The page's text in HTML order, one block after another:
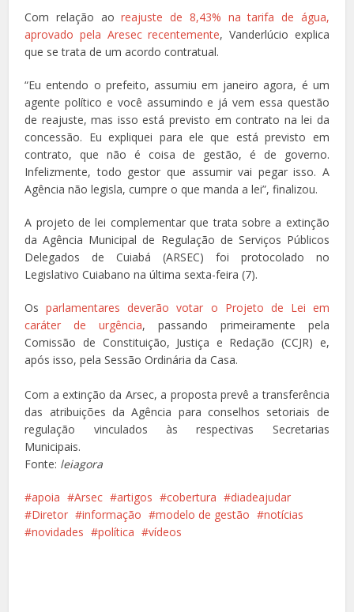
Com relação aoreajuste de 8,43% na tarifa de água,
aprovado pela Aresec recentemente, Vanderlúcio explica
que se trata de um acordo contratual.
“Eu entendo o prefeito, assumiu em janeiro agora, é um
agente político e você assumindo e já vem essa questão
de reajuste, mas isso está previsto em contrato na lei da
concessão. Eu expliquei para ele que está previsto em
contrato, que não é coisa de gestão, é de governo.
Infelizmente, todo gestor que assumir vai pegar isso. A
Agência não legisla, cumpre o que manda a lei”, finalizou.
A projeto de lei complementar que trata sobre a extinção
da Agência Municipal de Regulação de Serviços Públicos
Delegados de Cuiabá (ARSEC) foi protocolado no
Legislativo Cuiabano na última sexta-feira (7).
Osparlamentares deverão votar o Projeto de Lei em
caráter de urgência, passando primeiramente pela
Comissão de Constituição, Justiça e Redação (CCJR) e,
após isso, pela Sessão Ordinária da Casa.
Com a extinção da Arsec, a proposta prevê a transferência
das atribuições da Agência para conselhos setoriais de
regulação vinculados às respectivas Secretarias
Municipais.
Fonte: leiagora
apoia Arsec artigos cobertura
diadeajudar
Diretor
informação modelo de gestão
notícias
novidades
política vídeos